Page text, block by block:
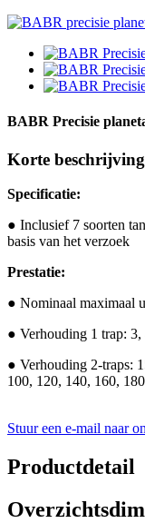
BABR Precisie
Korte
Specificatie:
● Inclusief 7 soorten
basis van het verzoek
Prestatie:
● Nominaal maximaal
● Verhouding 1 trap:
● Verhouding 2-traps:
100, 120, 140, 160,
Stuur een e-mail naar
Productdetail